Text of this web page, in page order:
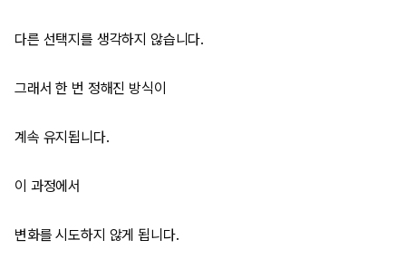
다른 선택지를 생각하지 않습니다.
그래서 한 번 정해진 방식이
계속 유지됩니다.
이 과정에서
변화를 시도하지 않게 됩니다.